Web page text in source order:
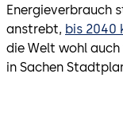
Energieverbrauch
anstrebt, bis 2040
die Welt wohl
in Sachen